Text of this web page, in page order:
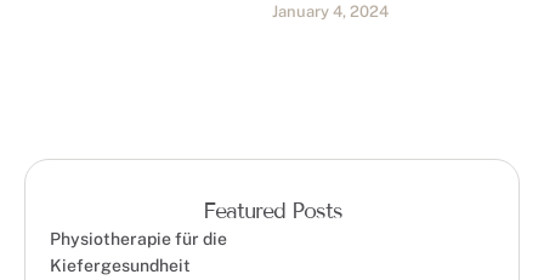
needling and acupuncture
January 4, 2024
Featured Posts
Physiotherapie für die
Kiefergesundheit